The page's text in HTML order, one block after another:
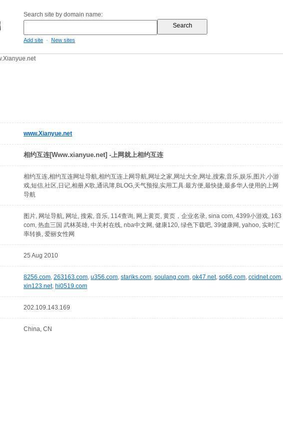
Search site by domain name:
Add site - New sites
www.Xianyue.net
相约互连[Www.xianyue.net] -上网就上相约互连
相约互连,相约互连网址导航,相约互连上网导航,网址之家,网址大全,网址,搜索,音乐,娱乐,图片,小游
戏,短信,社区,日记,相册,K歌,通讯簿,BLOG,天气预报,实用工具.最方便,最快捷,最多华人使用的上网
导航
图片, 网址导航, 网址, 搜索, 音乐, 114查询, 网上黄页, 黄页，企业名录, sina com, 4399小游戏, 163
com, 热血三国 武林英雄, 中关村在线, nba中文网, 健康120, 绿色下载吧, 39健康网, yahoo, 实时汇
率转换, 爱丽女性网
25 Aug 2010
8256.com, 263163.com, u356.com, stariks.com, soulang.com, ok47.net, so66.com, ccidnet.com,
xin123.net, hi0519.com
202.109.143.169
China, CN